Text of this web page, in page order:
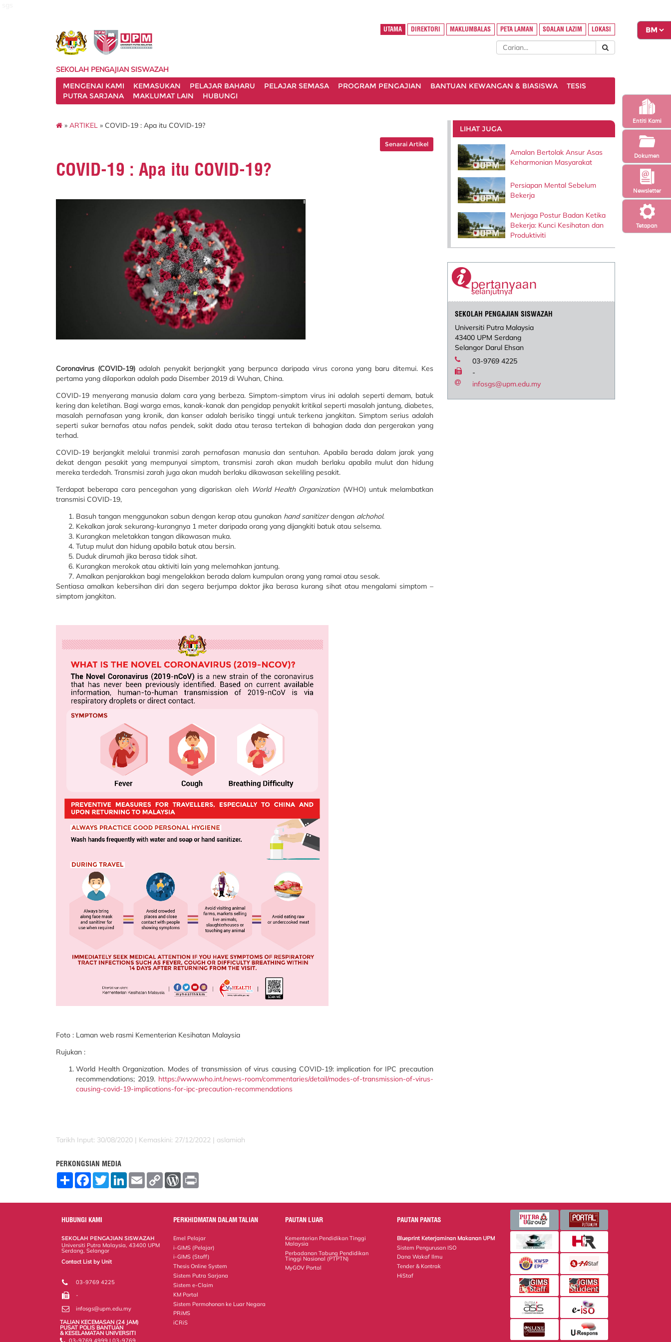
Tetapan
Newsletter
Entiti Kami
Dokumen
UTAMA DIREKTORI MAKLUMBALAS PETA LAMAN SOALAN LAZIM LOKASI
SEKOLAH PENGAJIAN SISWAZAH
MENGENAI KAMI
KEMASUKAN PELAJAR BAHARU PELAJAR SEMASA PROGRAM PENGAJIAN BANTUAN KEWANGAN & BIASISWA
TESIS
PUTRA SARJANA
MAKLUMAT LAIN HUBUNGI
» ARTIKEL » COVID-19 : Apa itu COVID-19?
Senarai Artikel
COVID-19 : Apa itu COVID-19?
Coronavirus (COVID-19)adalah penyakit berjangkit yang berpunca daripada virus corona yang baru ditemui. Kes
pertama yang dilaporkan adalah pada Disember 2019 di Wuhan, China.
COVID-19 menyerang manusia dalam cara yang berbeza. Simptom-simptom virus ini adalah seperti demam, batuk
kering dan keletihan. Bagi warga emas, kanak-kanak dan pengidap penyakit kritikal seperti masalah jantung, diabetes,
masalah pernafasan yang kronik, dan kanser adalah berisiko tinggi untuk terkena jangkitan. Simptom serius adalah
seperti sukar bernafas atau nafas pendek, sakit dada atau terasa tertekan di bahagian dada dan pergerakan yang
terhad.
COVID-19 berjangkit melalui tranmisi zarah pernafasan manusia dan sentuhan. Apabila berada dalam jarak yang
dekat dengan pesakit yang mempunyai simptom, transmisi zarah akan mudah berlaku apabila mulut dan hidung
mereka terdedah. Transmisi zarah juga akan mudah berlaku dikawasan sekeliling pesakit.
Terdapat beberapa cara pencegahan yang digariskan oleh World Health Organization(WHO) untuk melambatkan
transmisi COVID-19,
Basuh tangan menggunakan sabun dengan kerap atau gunakan hand sanitizerdengan alchohol.
Kekalkan jarak sekurang-kurangnya 1 meter daripada orang yang dijangkiti batuk atau selsema.
Kurangkan meletakkan tangan dikawasan muka.
Tutup mulut dan hidung apabila batuk atau bersin.
Duduk dirumah jika berasa tidak sihat.
Kurangkan merokok atau aktiviti lain yang melemahkan jantung.
Amalkan penjarakkan bagi mengelakkan berada dalam kumpulan orang yang ramai atau sesak.
Sentiasa amalkan kebersihan diri dan segera berjumpa doktor jika berasa kurang sihat atau mengalami simptom –
simptom jangkitan.
Foto : Laman web rasmi Kementerian Kesihatan Malaysia
Rujukan :
World Health Organization. Modes of transmission of virus causing COVID-19: implication for IPC precaution
recommendations; 2019. https://www.who.int/news-room/commentaries/detail/modes-of-transmission-of-virus-
causing-covid-19-implications-for-ipc-precaution-recommendations
Tarikh Input: 30/08/2020 | Kemaskini: 27/12/2022 | aslamiah
PERKONGSIAN MEDIA
S
F
o
o
T
w
L
E
m
C
W
r
e
s
LIHAT JUGA
Amalan Bertolak Ansur Asas
Keharmonian Masyarakat
Persiapan Mental Sebelum
Bekerja
Menjaga Postur Badan Ketika
Bekerja: Kunci Kesihatan dan
Produktiviti
SEKOLAH PENGAJIAN SISWAZAH
Universiti Putra Malaysia
43400 UPM Serdang
Selangor Darul Ehsan
03-9769 4225
-
infosgs@upm.edu.my
HUBUNGI KAMI
SEKOLAH PENGAJIAN SISWAZAH
Universiti Putra Malaysia, 43400 UPM
Serdang, Selangor
Contact List by Unit
Staff and Services
03-9769 4225
-
infosgs@upm.edu.my
TALIAN KECEMASAN (24 JAM)
PUSAT POLIS BANTUAN
& KESELAMATAN UNIVERSITI
PERKHIDMATAN DALAM TALIAN
Emel Pelajar
i-GIMS (Pelajar)
i-GIMS (Staff)
Thesis Online System
Sistem Putra Sarjana
Sistem e-Claim
KM Portal
Sistem Permohonan ke Luar Negara
PRiMS
iCRiS
PAUTAN LUAR
Kementerian Pendidikan Tinggi
Malaysia
Perbadanan Tabung Pendidikan
Tinggi Nasional (PTPTN)
MyGOV Portal
PAUTAN PANTAS
Blueprint Keterjaminan Makanan UPM
Sistem Pengurusan ISO
Dana Wakaf Ilmu
Tender & Kontrak
HiStaf